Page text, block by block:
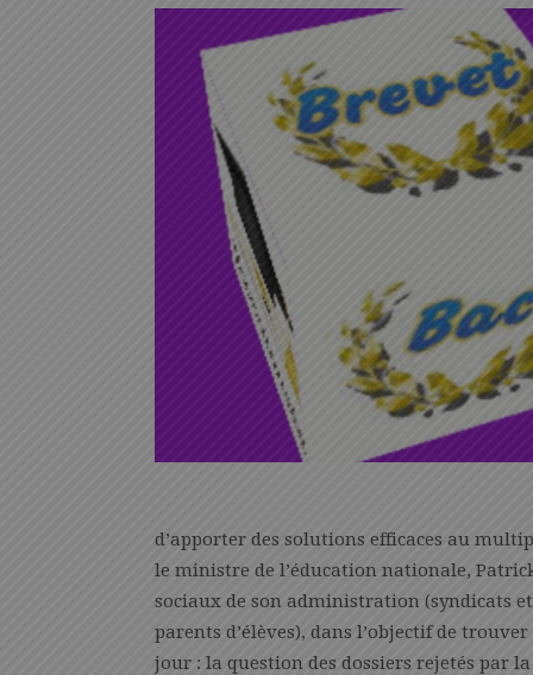
d’apporter des solutions efficaces au
le ministre de l’éducation nationale,
sociaux de son administration (syndicats
parents d’élèves), dans l’objectif de
jour : la question des dossiers rejetés par